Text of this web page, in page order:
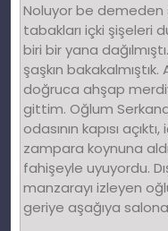
Noluyor be
tabakları içki şişeleri
biri bir yana
şaşkın
doğruca ahşap
gittim. Oğlum
odasının kapısı
zampara koynuna
fahişeyle uyuyordu.
manzarayı izleyen
geriye aşağıya